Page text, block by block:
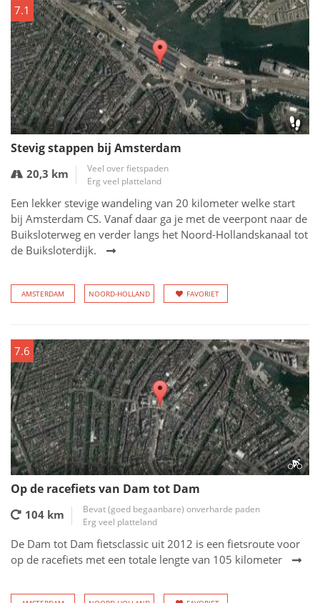
7.1
Stevig stappen bij Amsterdam
20,3 km
Veel over fietspaden
Erg veel platteland
Een lekker stevige wandeling van 20 kilometer welke start
bij Amsterdam CS. Vanaf daar ga je met de veerpont naar de
Buiksloterweg en verder langs het Noord-Hollandskanaal tot
de Buiksloterdijk.
AMSTERDAM NOORD-HOLLAND FAVORIET
7.6
Op de racefiets van Dam tot Dam
104 km
Bevat (goed begaanbare) onverharde paden
Erg veel platteland
De Dam tot Dam fietsclassic uit 2012 is een fietsroute voor
op de racefiets met een totale lengte van 105 kilometer